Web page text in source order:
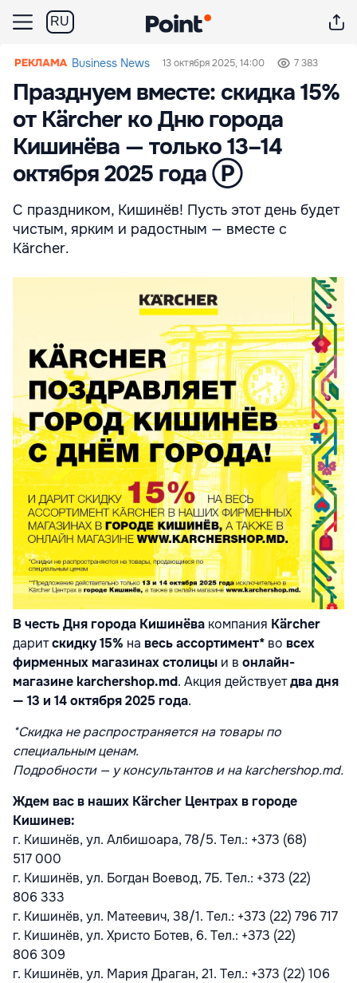
RU
Business News 13 октября 2025, 14:00 7 383
Празднуем вместе: скидка 15%
от Kärcher ко Дню города
Кишинёва — только 13–14
октября 2025 года Ⓟ
С праздником, Кишинёв! Пусть этот день будет
чистым, ярким и радостным — вместе с
Kärcher.
В честь Дня города Кишинёва компания Kärcher
даритскидку 15% на весь ассортимент* во всех
фирменных магазинах столицы и в онлайн-
магазине karchershop.md. Акция действуетдва дня
— 13 и 14 октября 2025 года.
*Скидка не распространяется на товары по
специальным ценам.
Подробности — у консультантов и на karchershop.md.
Ждем вас в наших Kärcher Центрах в городе
Кишинев:
г. Кишинёв, ул. Албишоара, 78/5. Teл.: +373 (68)
517 000
г. Кишинёв, ул. Богдан Воевод, 7Б. Teл.: +373 (22)
806 333
г. Кишинёв, ул. Матеевич, 38/1. Teл.: +373 (22) 796 717
г. Кишинёв, ул. Христо Ботев, 6. Teл.: +373 (22)
806 309
г. Кишинёв, ул. Мария Драган, 21. Teл.: +373 (22) 106